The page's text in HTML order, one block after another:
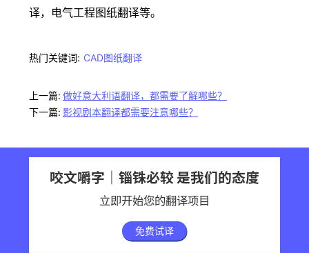
译，电气工程图纸翻译等。
热门关键词: CAD图纸翻译
上一篇: 做好意大利语翻译，都需要了解哪些？
下一篇: 影视剧本翻译都需要注意哪些？
咬文嚼字｜锱铢必较 是我们的态度
立即开始您的翻译项目
免费试译